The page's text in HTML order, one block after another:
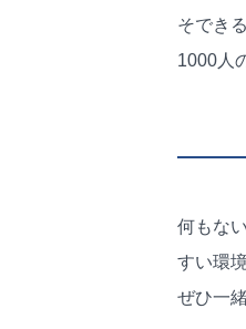
そでき
1000人
何もな
すい環
ぜひ一